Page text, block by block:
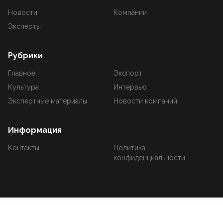
Новости
Компании
Эксперты
Рубрики
Главное
Экспорт
Культура
Интервью
Экспертные материалы
Новости компаний
Информация
Контакты
Политика
конфиденциальности